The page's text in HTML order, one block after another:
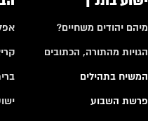
מיהם יהודים משחיים?
הגויות מהתורה, הכתובים
המשיח בתהילים
פרשת השבוע